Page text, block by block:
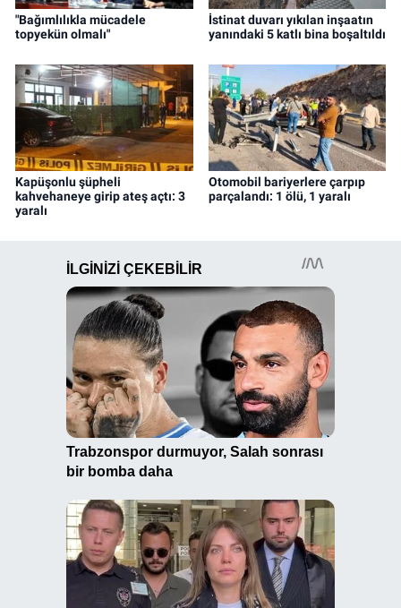
"Bağımlılıkla mücadele
topyekün olmalı"
İstinat duvarı yıkılan inşaatın
yanındaki 5 katlı bina boşaltıldı
Kapüşonlu şüpheli
kahvehaneye girip ateş açtı: 3
yaralı
Otomobil bariyerlere çarpıp
parçalandı: 1 ölü, 1 yaralı